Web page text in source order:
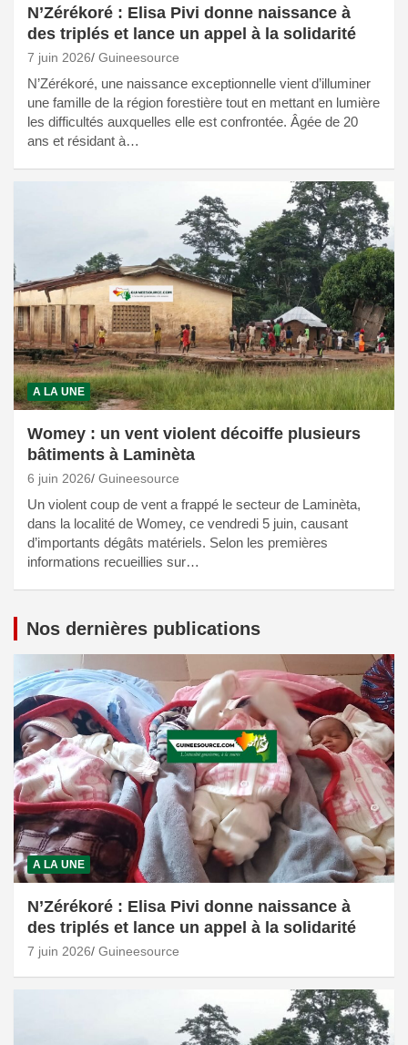
N’Zérékoré : Elisa Pivi donne naissance à
des triplés et lance un appel à la solidarité
7 juin 2026 Guineesource
N’Zérékoré, une naissance exceptionnelle vient d’illuminer
une famille de la région forestière tout en mettant en lumière
les difficultés auxquelles elle est confrontée. Âgée de 20
ans et résidant à…
A LA UNE
Womey : un vent violent décoiffe plusieurs
bâtiments à Laminèta
6 juin 2026 Guineesource
Un violent coup de vent a frappé le secteur de Laminèta,
dans la localité de Womey, ce vendredi 5 juin, causant
d’importants dégâts matériels. Selon les premières
informations recueillies sur…
Nos dernières publications
A LA UNE
N’Zérékoré : Elisa Pivi donne naissance à
des triplés et lance un appel à la solidarité
7 juin 2026 Guineesource